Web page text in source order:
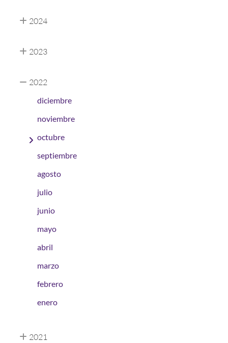
2024
2023
2022
diciembre
noviembre
octubre
septiembre
agosto
julio
junio
mayo
abril
marzo
febrero
enero
2021